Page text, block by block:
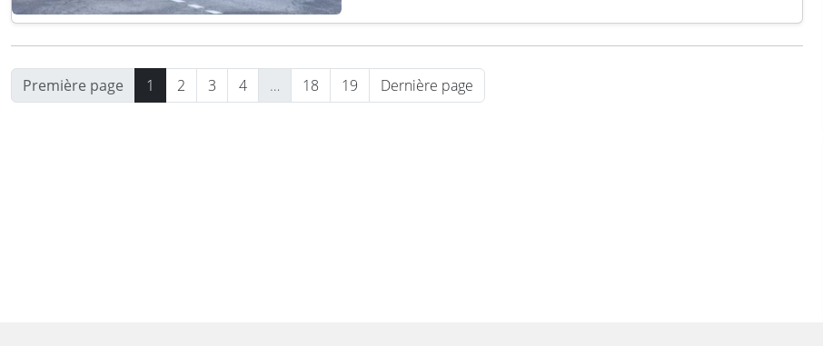
26 et type 31 ainsi que par des systèmes autonomes de
Première page 1 2 3 4 … 18 19 Dernière page